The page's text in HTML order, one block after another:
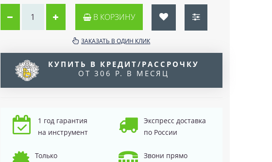
В КОРЗИНУ
ЗАКАЗАТЬ В ОДИН КЛИК
КУПИТЬ В КРЕДИТ/РАССРОЧКУ
ОТ 306 Р. В МЕСЯЦ
1 год гарантия
на инструмент
Экспресс доставка
по России
Только
Звони прямо